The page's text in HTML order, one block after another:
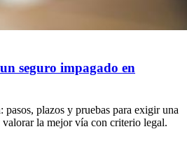
seguro impagado en
pasos, plazos y pruebas para exigir una
la mejor vía con criterio legal.